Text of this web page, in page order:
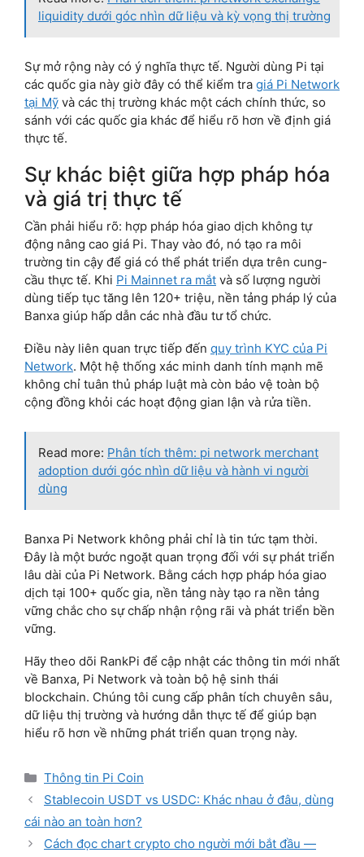
liquidity dưới góc nhìn dữ liệu và kỳ vọng thị trường
Sự mở rộng này có ý nghĩa thực tế. Người dùng Pi tại
các quốc gia này giờ đây có thể kiểm tra giá Pi Network
tại Mỹ và các thị trường khác một cách chính thức, so
sánh với các quốc gia khác để hiểu rõ hơn về định giá
thực tế.
Sự khác biệt giữa hợp pháp hóa
và giá trị thực tế
Cần phải hiểu rõ: hợp pháp hóa giao dịch không tự
động nâng cao giá Pi. Thay vào đó, nó tạo ra môi
trường tin cậy để giá có thể phát triển dựa trên cung-
cầu thực tế. Khi Pi Mainnet ra mắt và số lượng người
dùng tiếp tục tăng lên 120+ triệu, nền tảng pháp lý của
Banxa giúp hấp dẫn các nhà đầu tư tổ chức.
Điều này liên quan trực tiếp đến quy trình KYC của Pi
Network. Một hệ thống xác minh danh tính mạnh mẽ
không chỉ tuân thủ pháp luật mà còn bảo vệ toàn bộ
cộng đồng khỏi các hoạt động gian lận và rửa tiền.
Read more: Phân tích thêm: pi network merchant
adoption dưới góc nhìn dữ liệu và hành vi người
dùng
Banxa Pi Network không phải chỉ là tin tức tạm thời.
Đây là một bước ngoặt quan trọng đối với sự phát triển
lâu dài của Pi Network. Bằng cách hợp pháp hóa giao
dịch tại 100+ quốc gia, nền tảng này tạo ra nền tảng
vững chắc cho sự chấp nhận rộng rãi và phát triển bền
vững.
Hãy theo dõi RankPi để cập nhật các thông tin mới nhất
về Banxa, Pi Network và toàn bộ hệ sinh thái
blockchain. Chúng tôi cung cấp phân tích chuyên sâu,
dữ liệu thị trường và hướng dẫn thực tế để giúp bạn
hiểu rõ hơn về những phát triển quan trọng này.
Categories
Thông tin Pi Coin
Stablecoin USDT vs USDC: Khác nhau ở đâu, dùng
cái nào an toàn hơn?
Cách đọc chart crypto cho người mới bắt đầu —